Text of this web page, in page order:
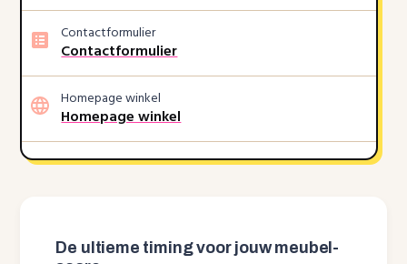
Contactformulier
Contactformulier
Homepage winkel
Homepage winkel
De ultieme timing voor jouw meubel-